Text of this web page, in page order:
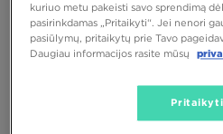
Nėra produktų, kuriuos
kuriuo metu pakeisti savo sprendimą
pasirinkdamas „Pritaikyti“. Jei nenori
pasiūlymų, pritaikytų prie Tavo
Daugiau informacijos rasite mūsų
Pritaikyti